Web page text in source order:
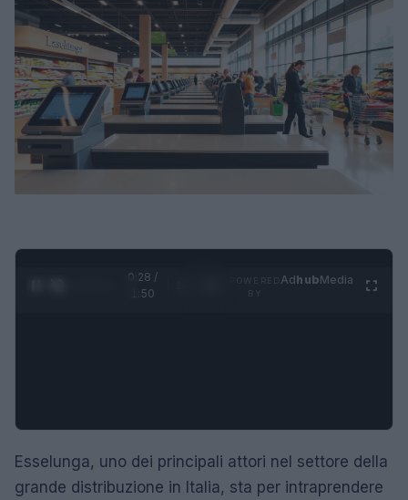
0:29 /
1:50
AdhubMedia
Esselunga, uno dei principali attori nel settore della
grande distribuzione in Italia, sta per intraprendere